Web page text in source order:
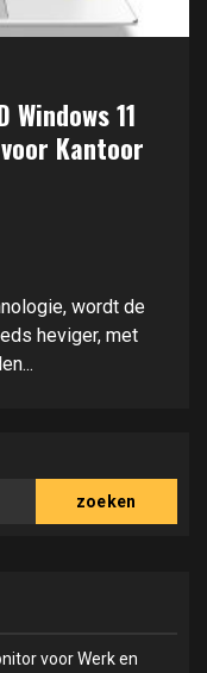
Windows 11
Kantoor
wordt de
heviger, met
zoeken
voor Werk en